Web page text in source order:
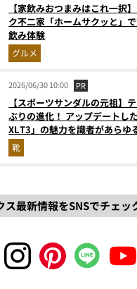
【家飲みおつまみはこれ一択
ク不二家「ホームサクッと」
飲み体験
グルメ
2026/06/30 10:00 PR
【スポーツサンダルの元祖】
ぶりの進化！ アップデートし
XLT3」の魅力を識者があらゆ
解説！
靴
ス最新情報をSNSでチェッ